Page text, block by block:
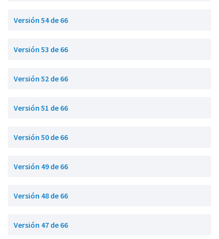
Versión 54 de 66
Versión 53 de 66
Versión 52 de 66
Versión 51 de 66
Versión 50 de 66
Versión 49 de 66
Versión 48 de 66
Versión 47 de 66